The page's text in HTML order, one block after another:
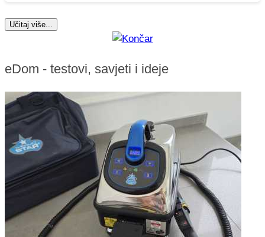
Učitaj više...
eDom - testovi, savjeti i ideje